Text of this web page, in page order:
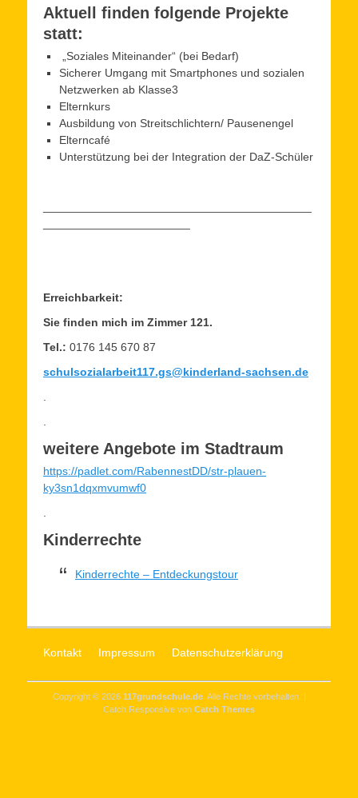
Aktuell finden folgende Projekte
statt:
„Soziales Miteinander“ (bei Bedarf)
Sicherer Umgang mit Smartphones und sozialen
Netzwerken ab Klasse3
Elternkurs
Ausbildung von Streitschlichtern/ Pausenengel
Elterncafé
Unterstützung bei der Integration der DaZ-Schüler
Erreichbarkeit:
Sie finden mich im Zimmer 121.
Tel.: 0176 145 670 87
schulsozialarbeit117.gs@kinderland-sachsen.de
weitere Angebote im Stadtraum
https://padlet.com/RabennestDD/str-plauen-
ky3sn1dqxmvumwf0
Kinderrechte
Kinderrechte – Entdeckungstour
Kontakt Impressum Datenschutzerklärung
Copyright © 2026 117grundschule.de. Alle Rechte vorbehalten. |
Catch Responsive von Catch Themes